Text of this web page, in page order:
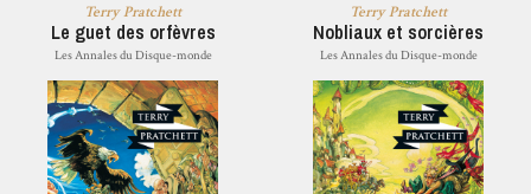
Terry Pratchett
Le guet des orfèvres
Les Annales du Disque-monde
Terry Pratchett
Nobliaux et sorcières
Les Annales du Disque-monde